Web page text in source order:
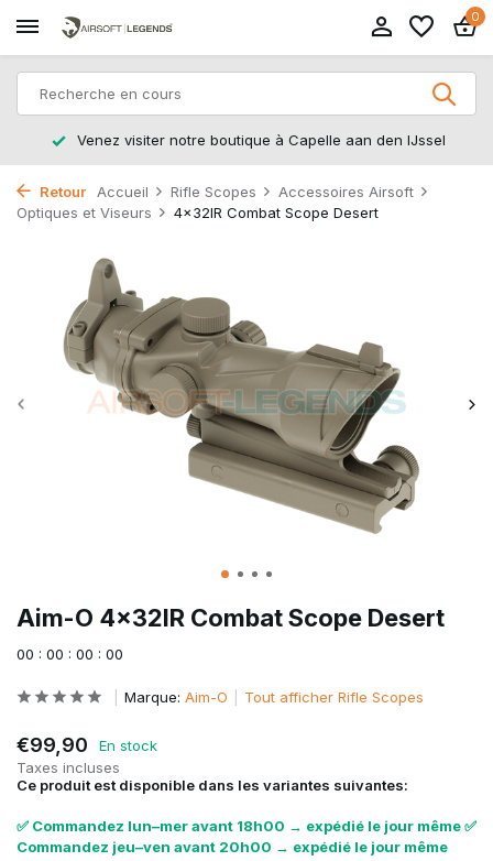
0
Venez visiter notre boutique à Capelle aan den IJssel
Retour Accueil Rifle Scopes
Accessoires Airsoft
Optiques et Viseurs
4x32IR Combat Scope Desert
Aim-O 4x32IR Combat Scope Desert
00 : 00 : 00 : 00
Marque: Aim-O Tout afficher Rifle Scopes
€99,90
En stock
Taxes incluses
Ce produit est disponible dans les variantes suivantes:
✅ Commandez lun–mer avant 18h00 → expédié le jour même ✅
Commandez jeu–ven avant 20h00 → expédié le jour même